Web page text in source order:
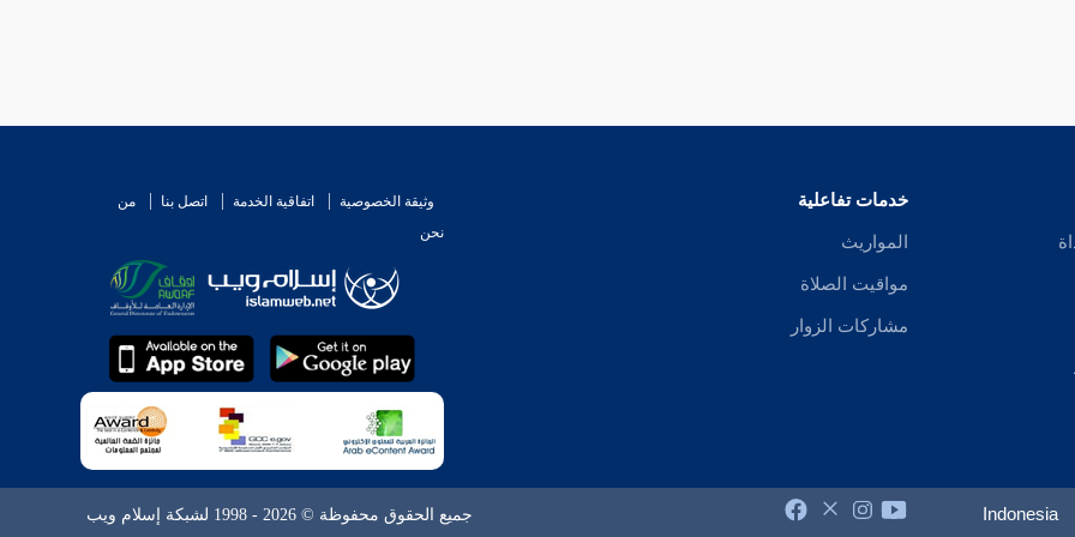
خدمات تفاعلية
المواريث
مواقيت الصلاة
مشاركات الزوار
وثيقة الخصوصية اتفاقية الخدمة اتصل بنا
من
نحن
Indonesia جميع الحقوق محفوظة © 2026 - 1998 لشبكة إسلام ويب